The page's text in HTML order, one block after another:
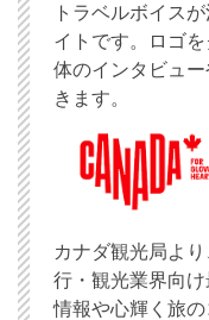
トラベルボイス
イトです。ロゴ
体のインタビュ
きます。
カナダ観光局より
行・観光業界向
情報や心輝く旅の